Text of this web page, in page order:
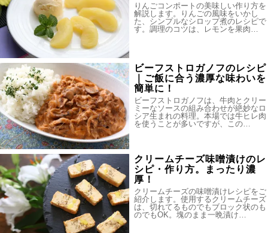
りんごコンポートの美味しい作り方を
解説します。りんごの風味をいかし
た、シンプルなシロップ煮のレシピで
す。調理のコツは、レモンを果肉…
ビーフストロガノフのレシピ
｜ご飯に合う濃厚な味わいを
簡単に！
ビーフストロガノフは、牛肉とクリー
ミーなソースの組み合わせが絶妙なロ
シア生まれの料理。本場では牛ヒレ肉
を使うことが多いですが、この…
クリームチーズ味噌漬けのレ
シピ・作り方。まったり濃
厚！
クリームチーズの味噌漬けレシピをご
紹介します。使用するクリームチーズ
は、切れてるものでもブロック状のも
のでもOK。塊のまま一晩漬け…